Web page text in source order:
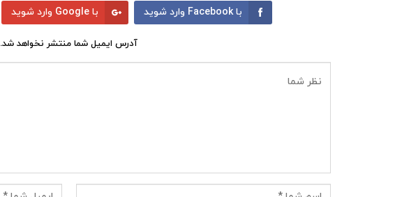
با Facebook وارد شوید با Google وارد شوید
آدرس ایمیل شما منتشر نخواهد شد.